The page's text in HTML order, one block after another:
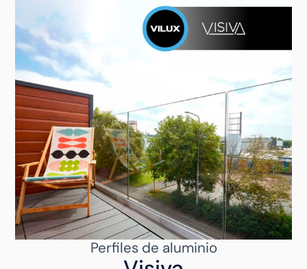
Perfiles de aluminio